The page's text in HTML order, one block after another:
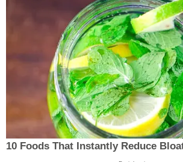
10 Foods That Instantly Reduce